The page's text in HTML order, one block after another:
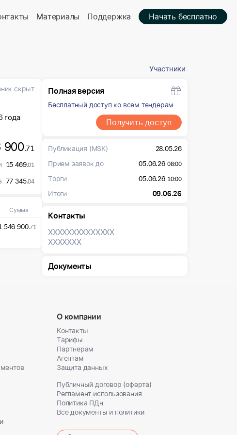
Материалы Поддержка Начать бесплатно
Участники
скрыт
года
900.71
15 469.01
77 345.04
Сумма
546 900.71
Полная версия
Бесплатный доступ ко всем тендерам
Получить доступ
Публикация (MSK)
28.05.26
Прием заявок до
05.06.26 08:00
Торги 05.06.26 10:00
Итоги 09.06.26
Контакты
XXXXXXXXXXXXXX
XXXXXXX
Документы
О компании
Контакты
Тарифы
Партнерам
Агентам
Защита данных
Публичный договор (оферта)
Регламент использования
Политика ПДн
Все документы и политики